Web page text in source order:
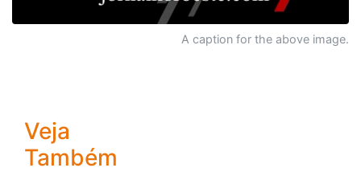
A caption for the above image.
Veja
Também